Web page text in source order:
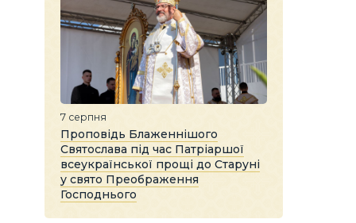
7 серпня
Проповідь Блаженнішого
Святослава під час Патріаршої
всеукраїнської прощі до Старуні
у свято Преображення
Господнього